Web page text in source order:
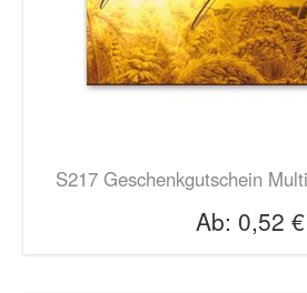
S217 Geschenkgutschein
Ab: 0,52 €